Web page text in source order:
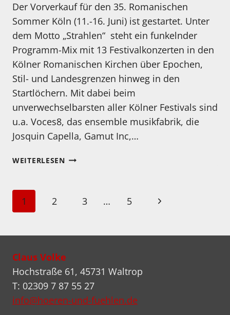
Der Vorverkauf für den 35. Romanischen
Sommer Köln (11.-16. Juni) ist gestartet. Unter
dem Motto „Strahlen“ steht ein funkelnder
Programm-Mix mit 13 Festivalkonzerten in den
Kölner Romanischen Kirchen über Epochen,
Stil- und Landesgrenzen hinweg in den
Startlöchern. Mit dabei beim
unverwechselbarsten aller Kölner Festivals sind
u.a. Voces8, das ensemble musikfabrik, die
Josquin Capella, Gamut Inc,…
WEITERLESEN35.
(11.-16.
Seitennavigation
1 2 3 … 5
Nächste
Claus Volke
Hochstraße 61, 45731 Waltrop
T: 02309 7 87 55 27
info@hoeren-und-fuehlen.de